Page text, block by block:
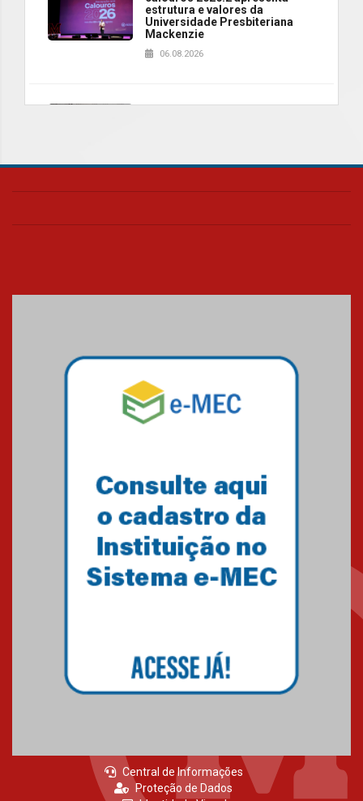
estrutura e valores da
Universidade Presbiteriana
Mackenzie
06.08.2026
Nova apresentação do Centro
realizará nova edição da Feira
04.08.2026
Mackenzie recepciona os
calouros do segundo semestre
Como o Colégio Mackenzie
Brasília prepara seus
estudantes para o PAS antes
mesmo do Ensino Médio
04.08.2026
Central de Informações
Proteção de Dados